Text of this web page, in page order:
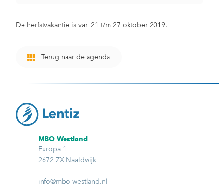
De herfstvakantie is van 21 t/m 27 oktober 2019.
Terug naar de agenda
MBO Westland
Europa 1
2672 ZX Naaldwijk
info@mbo-westland.nl